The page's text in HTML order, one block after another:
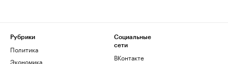
Рубрики
Политика
Экономика
Социальные
сети
ВКонтакте